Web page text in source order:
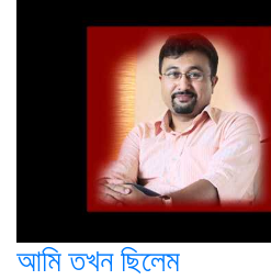
আমি তখন ছিলেম